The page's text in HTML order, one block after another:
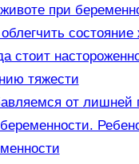
при
стоит
тяжести
от лишней